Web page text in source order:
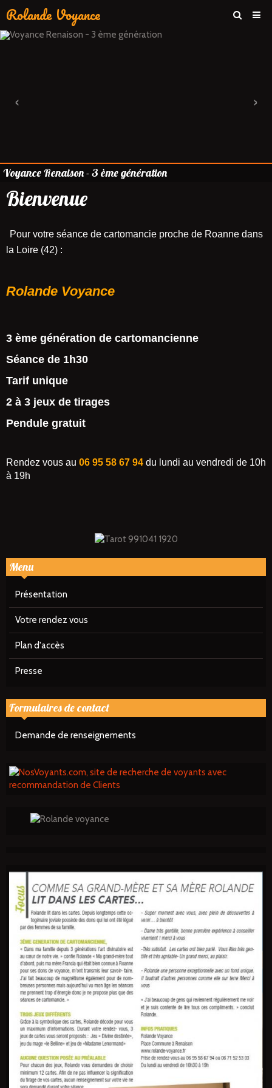
Rolande Voyance
Page d'accueil
Voyance Renaison - 3 ème génération
‹ ›
Bienvenue
Pour votre séance de cartomancie proche de Roanne dans
la Loire (42) :
Rolande Voyance
3 ème génération de cartomancienne
Séance de 1h30
Tarif unique
2 à 3 jeux de tirages
Pendule gratuit
Rendez vous au 06 95 58 67 94 du lundi au vendredi de 10h
à 19h
Menu
Présentation
Votre rendez vous
Plan d'accès
Presse
Formulaires de contact
Demande de renseignements